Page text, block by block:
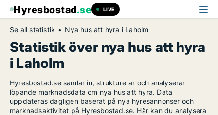
Hyresbostad.se LIVE
Se all statistik Nya hus att hyra i Laholm
Statistik över nya hus att hyra
i Laholm
Hyresbostad.se samlar in, strukturerar och analyserar
löpande marknadsdata om nya hus att hyra. Data
uppdateras dagligen baserat på nya hyresannonser och
marknadsaktivitet på Hyresbostad.se. Här kan du analysera